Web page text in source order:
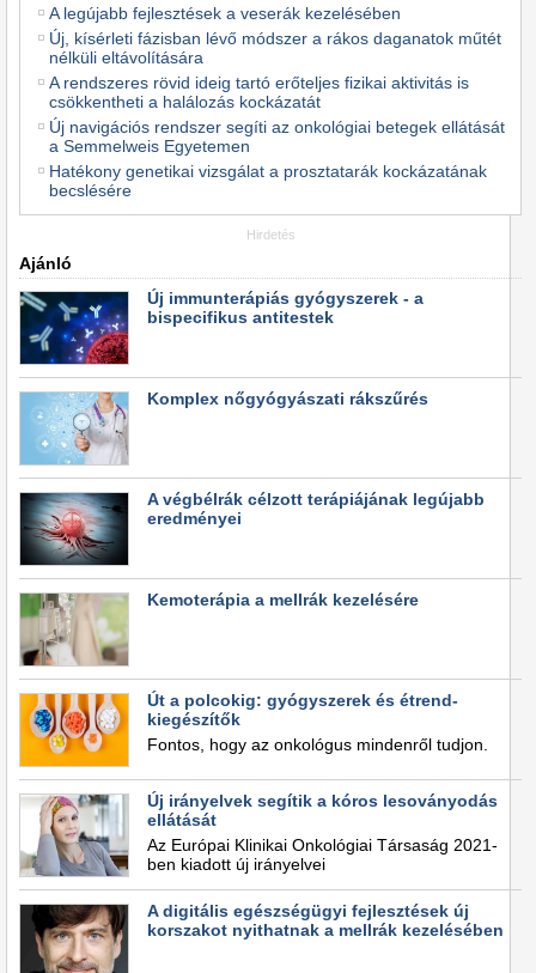
A legújabb fejlesztések a veserák kezelésében
Új, kísérleti fázisban lévő módszer a rákos daganatok műtét
nélküli eltávolítására
A rendszeres rövid ideig tartó erőteljes fizikai aktivitás is
csökkentheti a halálozás kockázatát
Új navigációs rendszer segíti az onkológiai betegek ellátását
a Semmelweis Egyetemen
Hatékony genetikai vizsgálat a prosztatarák kockázatának
becslésére
Hirdetés
Ajánló
Új immunterápiás gyógyszerek - a
bispecifikus antitestek
Komplex nőgyógyászati rákszűrés
A végbélrák célzott terápiájának legújabb
eredményei
Kemoterápia a mellrák kezelésére
Út a polcokig: gyógyszerek és étrend-
kiegészítők
Fontos, hogy az onkológus mindenről tudjon.
Új irányelvek segítik a kóros lesoványodás
ellátását
Az Európai Klinikai Onkológiai Társaság 2021-
ben kiadott új irányelvei
A digitális egészségügyi fejlesztések új
korszakot nyithatnak a mellrák kezelésében